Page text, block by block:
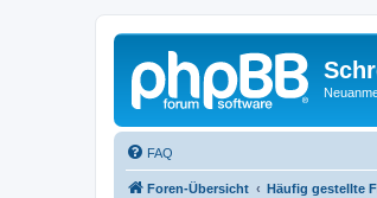
FAQ
Foren-Übersicht Häufig gestellte